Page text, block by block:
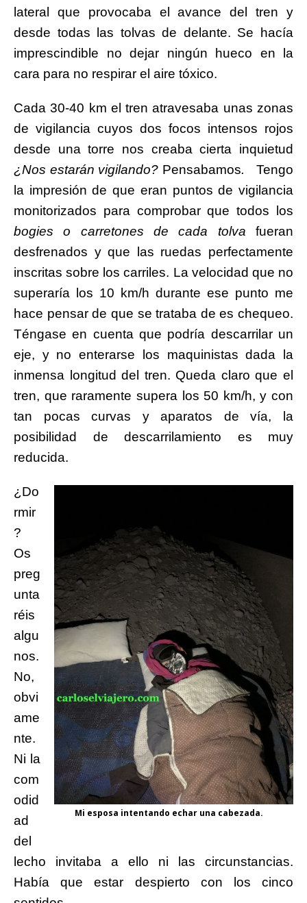
lateral que provocaba el avance del tren y
desde todas las tolvas de delante. Se hacía
imprescindible no dejar ningún hueco en la
cara para no respirar el aire tóxico.
Cada 30-40 km el tren atravesaba unas zonas
de vigilancia cuyos dos focos intensos rojos
desde una torre nos creaba cierta inquietud
¿Nos estarán vigilando? Pensabamos.
Tengo
la impresión de que eran puntos de vigilancia
monitorizados para comprobar que todos los
bogies o carretones de cada tolva fueran
desfrenados y que las ruedas perfectamente
inscritas sobre los carriles. La velocidad que no
superaría los 10 km/h durante ese punto me
hace pensar de que se trataba de es chequeo.
Téngase en cuenta que podría descarrilar un
eje, y no enterarse los maquinistas dada la
inmensa longitud del tren. Queda claro que el
tren, que raramente supera los 50 km/h, y con
tan pocas curvas y aparatos de vía, la
posibilidad de descarrilamiento es muy
reducida.
Mi esposa intentando echar una cabezada.
¿Do
rmir
?
Os
preg
unta
réis
algu
nos.
No,
obvi
ame
nte.
Ni la
com
odid
ad
del
lecho invitaba a ello ni las circunstancias.
Había que estar despierto con los cinco